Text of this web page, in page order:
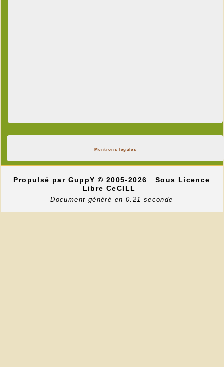
Mentions légales
Propulsé par GuppY© 2005-2026
Sous Licence
Libre CeCILL
Document généré en 0.21 seconde